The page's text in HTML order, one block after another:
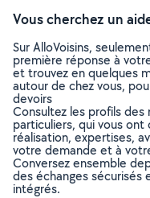
Vous cherchez un
Sur AlloVoisins,
première réponse à
et trouvez en quelques
autour de chez vous,
devoirs
Consultez les profils
particuliers, qui vous
réalisation, expertises,
votre demande et à
Conversez ensemble
des échanges sécurisés
intégrés.